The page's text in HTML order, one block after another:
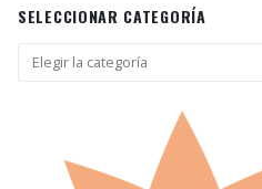
SELECCIONAR CATEGORÍA
Seleccionar
categoría